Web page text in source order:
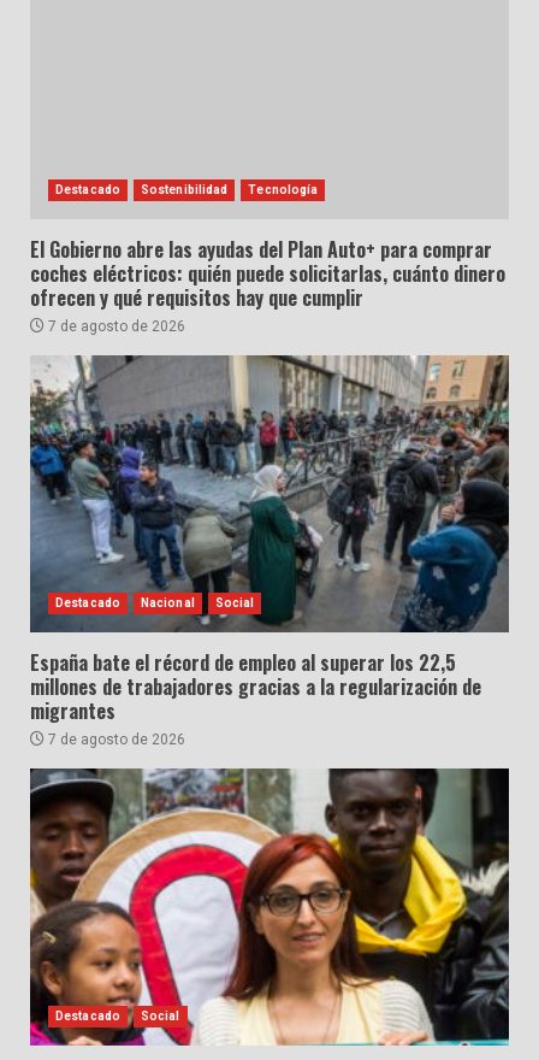
Destacado Sostenibilidad Tecnología
El Gobierno abre las ayudas del Plan Auto+ para comprar
coches eléctricos: quién puede solicitarlas, cuánto dinero
ofrecen y qué requisitos hay que cumplir
7 de agosto de 2026
Destacado Nacional Social
España bate el récord de empleo al superar los 22,5
millones de trabajadores gracias a la regularización de
migrantes
7 de agosto de 2026
Destacado Social